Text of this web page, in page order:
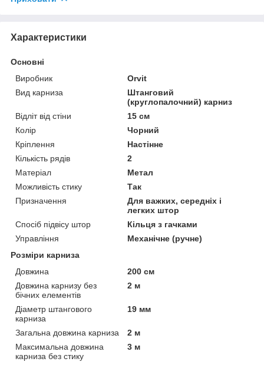
Характеристики
Основні
Виробник
Orvit
Вид карниза
Штанговий
(круглопалочний) карниз
Відліт від стіни
15 см
Колір
Чорний
Кріплення
Настінне
Кількість рядів
2
Матеріал
Метал
Можливість стику
Так
Призначення
Для важких, середніх і
легких штор
Спосіб підвісу штор
Кільця з гачками
Управління
Механічне (ручне)
Розміри карниза
Довжина
200 см
Довжина карнизу без
бічних елементів
2 м
Діаметр штангового
карниза
19 мм
Загальна довжина карниза
2 м
Максимальна довжина
карниза без стику
3 м